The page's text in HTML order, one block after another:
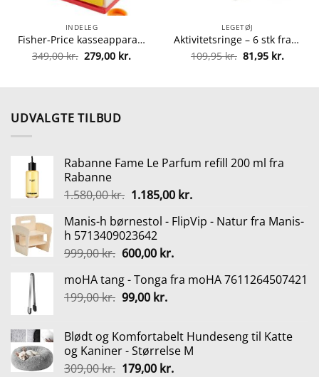
INDELEG
Fisher-Price kasseapparat fra fisher-price 75380020443
349,00kr. Den
oprindelige
349,00 kr..
279,00 kr.
aktuelle
279,00 kr..
LEGETØJ
Aktivitetsringe – 6 stk fra 5704954219000
109,95kr. Den
oprindelige
109,95 kr..
81,95 kr.
81,95
UDVALGTE TILBUD
Rabanne Fame Le Parfum refill 200 ml fra
Rabanne
1.580,00kr. Den
pris
var:
1.580,00 kr..
1.185,00 kr.Den
pris
Manis-h børnestol - FlipVip - Natur fra Manis-
h 5713409023642
999,00kr. Den
pris
var:
600,00 kr.Den
pris
moHA tang - Tonga fra moHA 7611264507421
199,00kr. Den
var:
199,00 kr..
99,00 kr.Den
er:
99,00 kr..
Blødt og Komfortabelt Hundeseng til Katte
og Kaniner - Størrelse M
309,00kr. Den
179,00 kr.Den